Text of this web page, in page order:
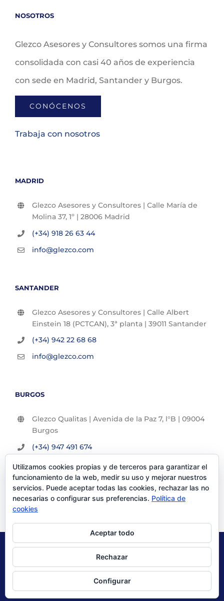
NOSOTROS
Glezco Asesores y Consultores somos una firma
consolidada con casi 40 años de experiencia
con sede en Madrid, Santander y Burgos.
CONÓCENOS
Trabaja con nosotros
MADRID
Glezco Asesores y Consultores | Calle María de
Molina 37, 1º | 28006 Madrid
(+34) 918 26 63 44
info@glezco.com
SANTANDER
Glezco Asesores y Consultores | Calle Albert
Einstein 18 (PCTCAN), 3ª planta | 39011 Santander
(+34) 942 22 68 68
info@glezco.com
BURGOS
Glezco Qualitas | Avenida de la Paz 7, l°B | 09004
Burgos
(+34) 947 491 674
info@glezco.com
© Glezco Asesores y Consultores 2019 | Todos los derechos
Politica de Privacidad
X LinkedInYouTube
Utilizamos cookies propias y de terceros para garantizar el
funcionamiento de la web, medir su uso y mejorar nuestros
servicios. Puede aceptar todas las cookies, rechazar las no
necesarias o configurar sus preferencias. Política de
cookies
Aceptar todo
Rechazar
Configurar